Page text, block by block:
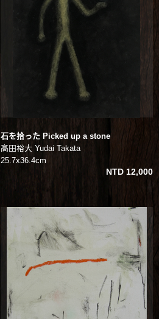
石を拾った Picked up a stone
髙田裕大 Yudai Takata
25.7x36.4cm
NTD 12,000